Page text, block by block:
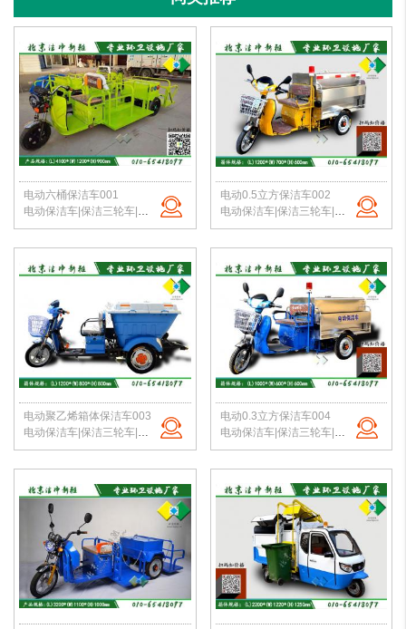
电动六桶保洁车001
电动保洁车|保洁三轮车|电动六桶保洁车|小区垃圾转运车|北京保洁车厂家
电动0.5立方保洁车002
电动保洁车|保洁三轮车|环卫保洁三轮车|小区垃圾转运车|北京保洁车
电动聚乙烯箱体保洁车003
电动保洁车|保洁三轮车|环卫保洁三轮车|500升塑料箱转运车|北京保洁车
电动0.3立方保洁车004
电动保洁车|保洁三轮车|环卫保洁三轮车|小区垃圾转运车|北京保洁车